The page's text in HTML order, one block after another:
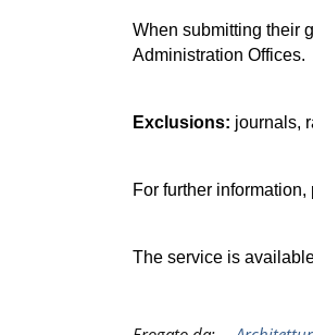
When submitting their
Administration Offices.
Exclusions: journals,
For further
The service is